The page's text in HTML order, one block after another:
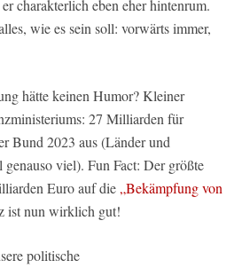
charakterlich eben eher hintenrum.
wie es sein soll: vorwärts immer,
hätte keinen Humor? Kleiner
27 Milliarden für
Bund 2023 aus (Länder und
viel). Fun Fact: Der größte
Euro auf die„Bekämpfung von
ist nun wirklich gut!
politische